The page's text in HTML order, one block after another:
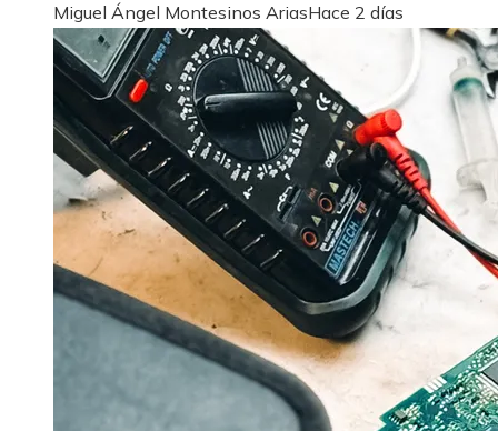
Miguel Ángel Montesinos AriasHace 2 días